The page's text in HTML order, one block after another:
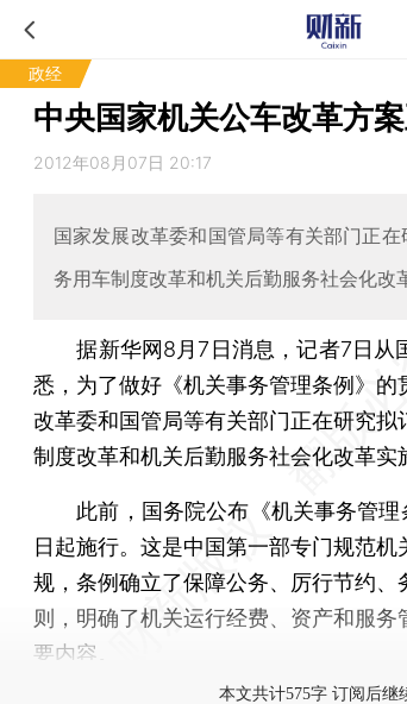
政经
中央国家机关公车改革方
2012年08月07日 20:17
国家发展改革委和国管局等有关部门正
务用车制度改革和机关后勤服务社会化改
据新华网8月7日消息，记者7日从
悉，为了做好《机关事务管理条例》的
改革委和国管局等有关部门正在研究
制度改革和机关后勤服务社会化改革实
此前，国务院公布《机关事务管理
日起施行。这是中国第一部专门规范
规，条例确立了保障公务、厉行节约
则，明确了机关运行经费、资产和服
要内容。
本文共计575字 订阅后继